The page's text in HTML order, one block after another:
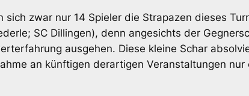
sich zwar nur 14 Spieler die Strapazen dieses
SC Dillingen), denn angesichts der
ausgehen. Diese kleine Schar
an künftigen derartigen Veranstaltungen